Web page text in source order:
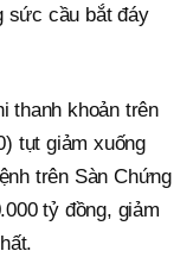
sức cầu bắt đáy
thanh khoản trên
tụt giảm xuống
trên Sàn Chứng
tỷ đồng, giảm